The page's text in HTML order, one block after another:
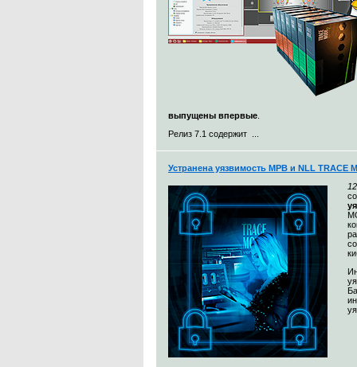
выпущены впервые
Релиз 7.1 содержит ...
Устранена уязвимость МРВ и NLL TRACE